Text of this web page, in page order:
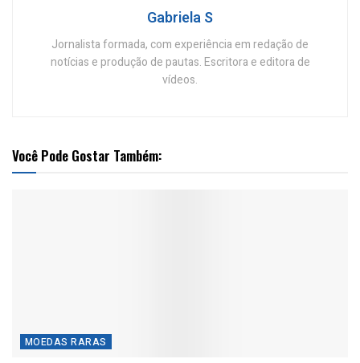
Gabriela S
Jornalista formada, com experiência em redação de
notícias e produção de pautas. Escritora e editora de
vídeos.
Você Pode Gostar Também:
MOEDAS RARAS